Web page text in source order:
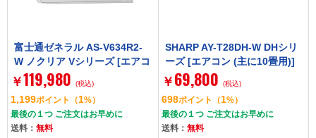
富士通ゼネラル AS-V634R2-
W ノクリア Vシリーズ [エアコ
ン (主に20畳用・単相200V)]
￥119,980 (税込)
1,199ポイント （1%）
最後の１つ ご注文はお早めに
送料：無料
SHARP AY-T28DH-W DHシリ
ーズ [エアコン (主に10畳用)]
￥ 69,800 (税込)
698ポイント （1%）
最後の１つ ご注文はお早めに
送料： 無料